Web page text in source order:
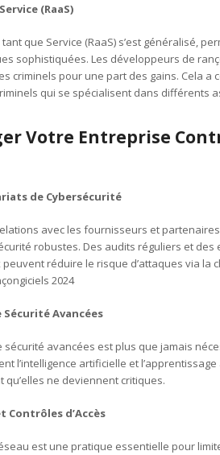
(RaaS)
que Service (RaaS) s’est généralisé,
sophistiquées. Les développeurs de
criminels pour une part des gains. Cela
qui se spécialisent dans différents
Votre Entreprise
de Cybersécurité
avec les fournisseurs et
robustes. Des audits réguliers et
réduire le risque d’attaques via la
2024
Avancées
avancées est plus que jamais
l’intelligence artificielle et
ne deviennent critiques.
Contrôles d’Accès
est une pratique essentielle pour